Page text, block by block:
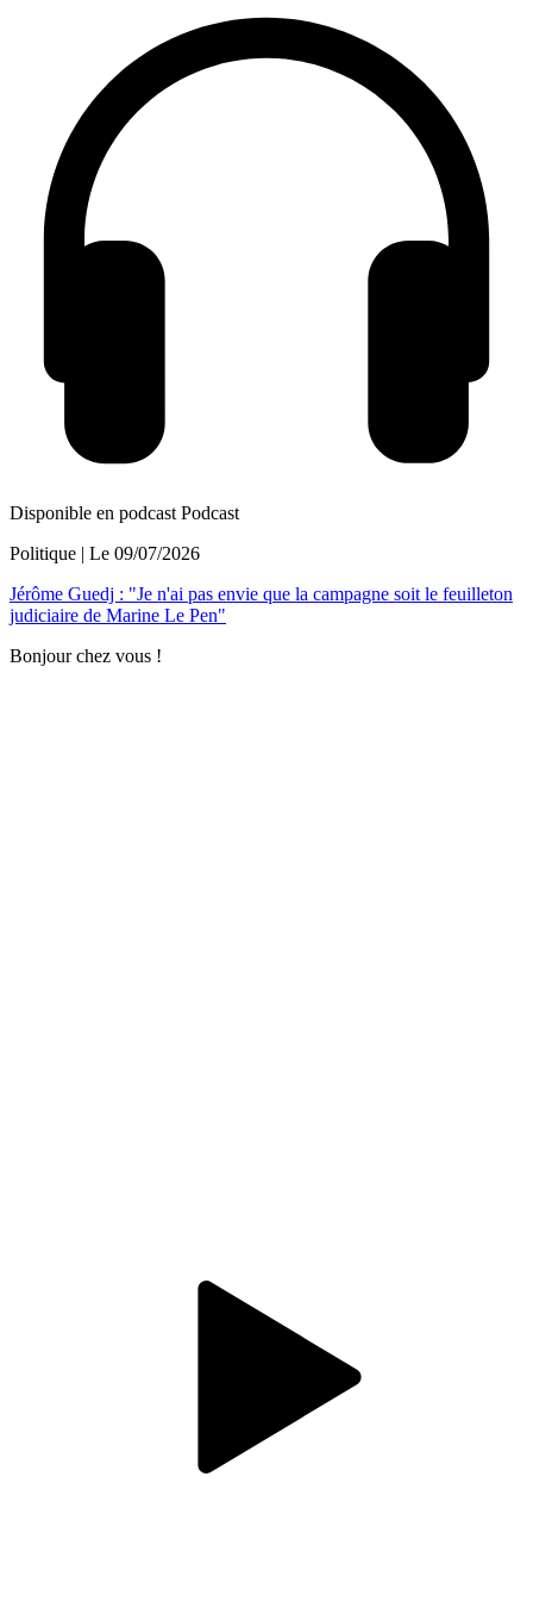
Disponible en podcast Podcast
Politique | Le 09/07/2026
Jérôme Guedj : "Je n'ai pas envie que la campagne soit le feuilleton
judiciaire de Marine Le Pen"
Bonjour chez vous !